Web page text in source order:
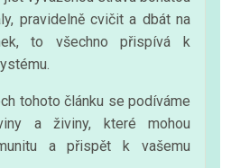
pravidelně cvičit a dbát na
to všechno přispívá k
tohoto článku se podíváme
a živiny, které mohou
a přispět k vašemu